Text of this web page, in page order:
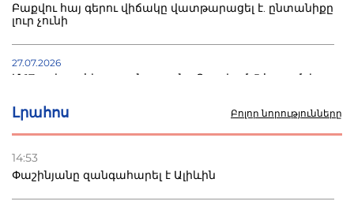
Լրահոս Բոլոր նորությունները
14:53
Փաշինյանը զանգահարել է Ալիևին
Բաքվու հայ գերու վիճակը վատթարացել է. ընտանիքը
լուր չունի
27.07.2026
Մ-17 աշխարհի առաջնությունը Բաքվում. 5 հայ ըմբիշ
22.07.2026
տուժածներ կան